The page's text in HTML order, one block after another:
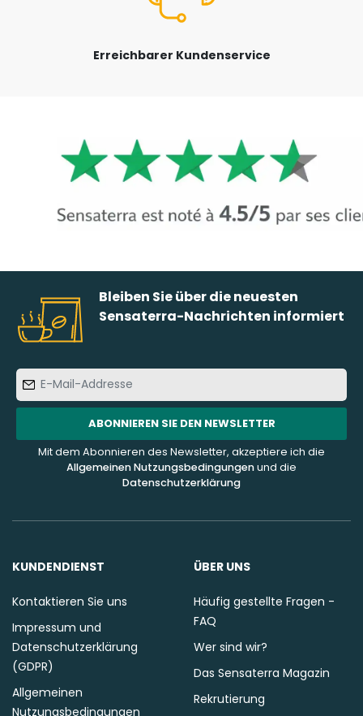
Erreichbarer Kundenservice
Bleiben Sie über die neuesten
Sensaterra-Nachrichten informiert
Mail-
Addresse
ABONNIEREN SIE DEN NEWSLETTER
Mit dem Abonnieren des Newsletter, akzeptiere ich die
Allgemeinen Nutzungsbedingungenund die
Datenschutzerklärung
KUNDENDIENST
Kontaktieren Sie uns
Impressum und
Datenschutzerklärung
(GDPR)
Allgemeinen
Nutzungsbedingungen
ÜBER UNS
Häufig gestellte Fragen -
FAQ
Wer sind wir?
Das Sensaterra Magazin
Rekrutierung